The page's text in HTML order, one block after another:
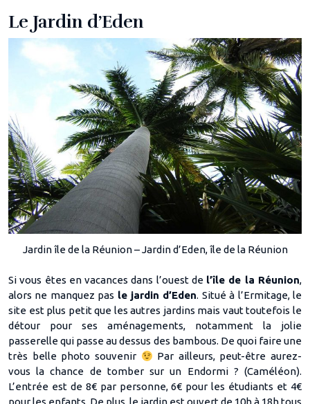
Le Jardin d’Eden
Jardin île de la Réunion – Jardin d’Eden, île de la Réunion
Si vous êtes en vacances dans l’ouest de l’île de la Réunion,
alors ne manquez pas le jardin d’Eden. Situé à l’Ermitage, le
site est plus petit que les autres jardins mais vaut toutefois le
détour pour ses aménagements, notamment la jolie
passerelle qui passe au dessus des bambous. De quoi faire une
très belle photo souvenir
Par ailleurs, peut-être aurez-
vous la chance de tomber sur un Endormi ? (Caméléon).
L’entrée est de 8€ par personne, 6€ pour les étudiants et 4€